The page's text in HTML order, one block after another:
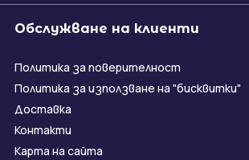
Обслужване на клиенти
Политика за поверителност
Политика за използване на "бисквитки"
Доставка
Контакти
Карта на сайта